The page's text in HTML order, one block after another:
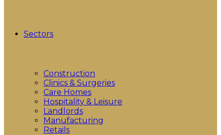
Sectors
Construction
Clinics & Surgeries
Care Homes
Hospitality & Leisure
Landlords
Manufacturing
Retails